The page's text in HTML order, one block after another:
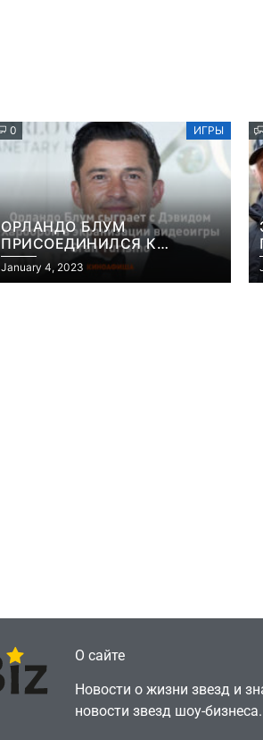
0 ИГРЫ
ОРЛАНДО БЛУМ
ПРИСОЕДИНИЛСЯ К
ЭКРАНИЗАЦИИ ВИДЕОИГРЫ
GRAN TURISMO
January 4, 2023
О сайте
Новости о жизни звезд и
новости звезд шоу-